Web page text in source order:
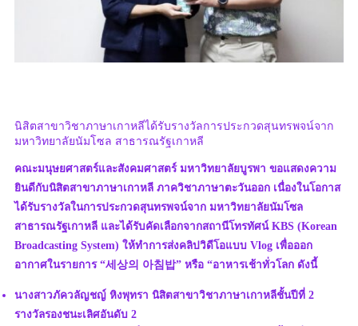
นิสิตสาขาวิชาภาษาเกาหลีได้รับรางวัลการประกวดสุนทรพจน์จาก
มหาวิทยาลัยนัมโซล สาธารณรัฐเกาหลี
คณะมนุษยศาสตร์และสังคมศาสตร์ มหาวิทยาลัยบูรพา ขอแสดงความ
ยินดีกับนิสิตสาขาภาษาเกาหลี ภาควิชาภาษาตะวันออก เนื่องในโอกาส
ได้รับรางวัลในการประกวดสุนทรพจน์จาก มหาวิทยาลัยนัมโซล
สาธารณรัฐเกาหลี และได้รับคัดเลือกจากสถานีโทรทัศน์ KBS (Korean
Broadcasting System) ให้ทำการส่งคลิปวิดีโอแบบ Vlog เพื่อออก
อากาศในรายการ “세상의 아침밥” หรือ “อาหารเช้าทั่วโลก ดังนี้
นางสาวภัควลัญชญ์ หิงพุทรา นิสิตสาขาวิชาภาษาเกาหลีชั้นปีที่ 2
รางวัลรองชนะเลิศอันดับ 2